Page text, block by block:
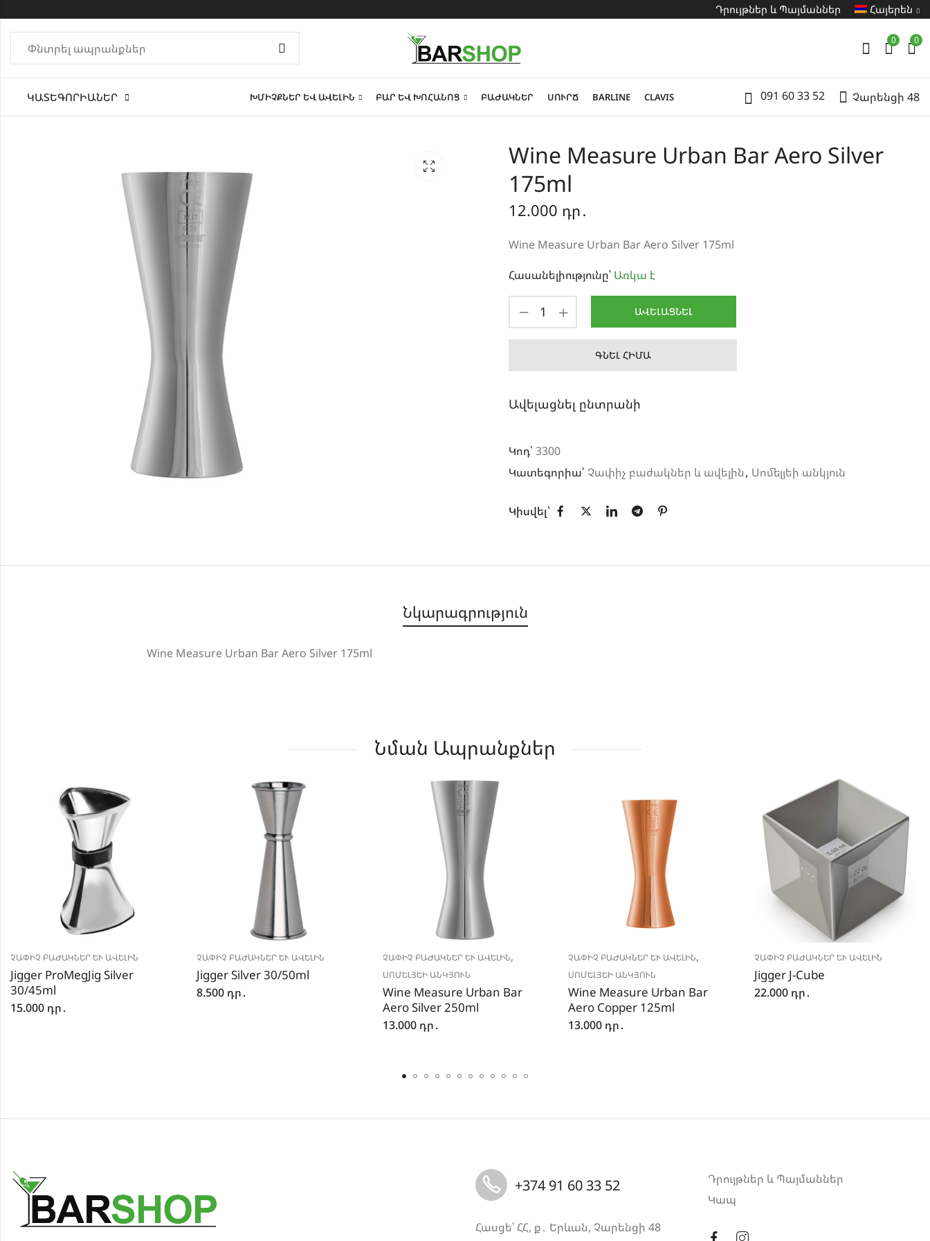
Դրույթներ և Պայմաններ Հայերեն
0 0
ԿԱՏԵԳՈՐԻԱՆԵՐ ԽՄԻՉՔՆԵՐ ԵՎ ԱՎԵԼԻՆ ԲԱՐ ԵՎ ԽՈՀԱՆՈՑ ԲԱԺԱԿՆԵՐ ՍՈՒՐՃ BARLINE CLAVIS 091 60 33 52 Չարենցի 48
Wine Measure Urban Bar Aero Silver
175ml
12.000 դր․
Wine Measure Urban Bar Aero Silver 175ml
Հասանելիությունը՝ Առկա է
ԱՎԵԼԱՑՆԵԼ
ԳՆԵԼ ՀԻՄԱ
Ավելացնել ընտրանի
Կոդ՝ 3300
Կատեգորիա՝ Չափիչ բաժակներ և ավելին, Սոմելյեի անկյուն
Կիսվել՝
Նկարագրություն
Wine Measure Urban Bar Aero Silver 175ml
Նման Ապրանքներ
ՉԱՓԻՉ ԲԱԺԱԿՆԵՐ ԵՒ ԱՎԵԼԻՆ
Jigger ProMegJig Silver
30/45ml
15.000 դր․
ՉԱՓԻՉ ԲԱԺԱԿՆԵՐ ԵՒ ԱՎԵԼԻՆ
Jigger Silver 30/50ml
8.500 դր․
ՉԱՓԻՉ ԲԱԺԱԿՆԵՐ ԵՒ ԱՎԵԼԻՆ ,
ՍՈՄԵԼՅԵԻ ԱՆԿՅՈՒՆ
Wine Measure Urban Bar
Aero Silver 250ml
13.000 դր․
ՉԱՓԻՉ ԲԱԺԱԿՆԵՐ ԵՒ ԱՎԵԼԻՆ ,
ՍՈՄԵԼՅԵԻ ԱՆԿՅՈՒՆ
Wine Measure Urban Bar
Aero Copper 125ml
13.000 դր․
ՉԱՓԻՉ ԲԱԺԱԿՆԵՐ ԵՒ ԱՎԵԼԻՆ
Jigger J-Cube
22.000 դր․
+374 91 60 33 52
Հասցե՝ ՀՀ, ք․ Երևան, Չարենցի 48
Դրույթներ և Պայմաններ
Կապ